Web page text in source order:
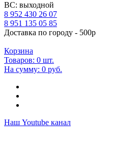
ВС: выходной
8 952 430 26 07
8 951 135 05 85
Доставка по городу - 500р
Корзина
Товаров: 0 шт.
На сумму: 0 руб.
Наш Youtube канал